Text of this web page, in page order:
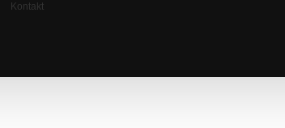
Kontakt